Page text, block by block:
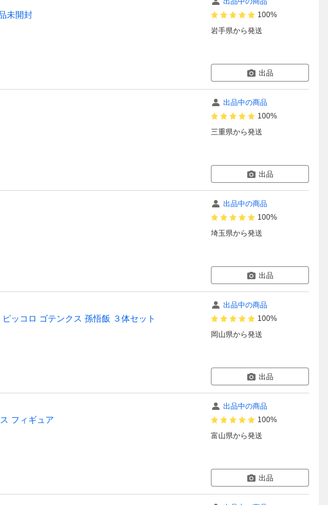
未開封
100%
岩手県から発送
出品
出品中の商品
100%
三重県から発送
出品
出品中の商品
100%
埼玉県から発送
出品
ッコロ ゴテンクス 孫悟飯 ３体セット
出品中の商品
100%
岡山県から発送
出品
フィギュア
出品中の商品
100%
富山県から発送
出品